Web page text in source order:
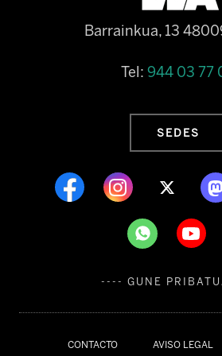
CONTACTO AVISO LEGAL
Barrainkua, 13
Tel: 944 03 77
SEDES
---- GUNE